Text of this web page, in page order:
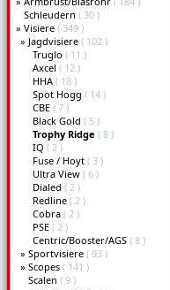
Schleudern ( 30 )
» Visiere ( 349 )
» Jagdvisiere ( 102 )
Truglo ( 11 )
Axcel ( 12 )
HHA ( 18 )
Spot Hogg ( 14 )
CBE ( 7 )
Black Gold ( 5 )
Trophy Ridge ( 8 )
IQ ( 2 )
Fuse / Hoyt ( 3 )
Ultra View ( 6 )
Dialed ( 2 )
Redline ( 2 )
Cobra ( 2 )
PSE ( 2 )
Centric/Booster/AGS ( 8 )
» Sportvisiere ( 93 )
» Scopes ( 141 )
Scalen ( 9 )